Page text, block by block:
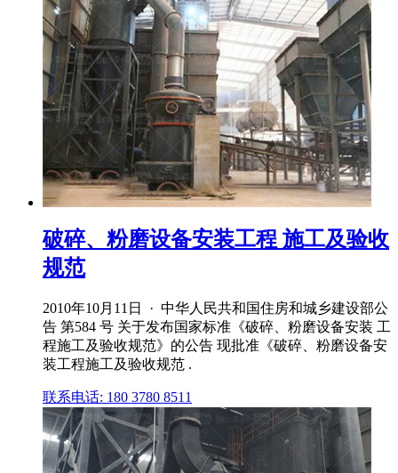
破碎、粉磨设备安装工程 施工及验收
规范
2010年10月11日 · 中华人民共和国住房和城乡建设部公
告 第584 号 关于发布国家标准《破碎、粉磨设备安装 工
程施工及验收规范》的公告 现批准《破碎、粉磨设备安
装工程施工及验收规范 .
联系电话: 180 3780 8511